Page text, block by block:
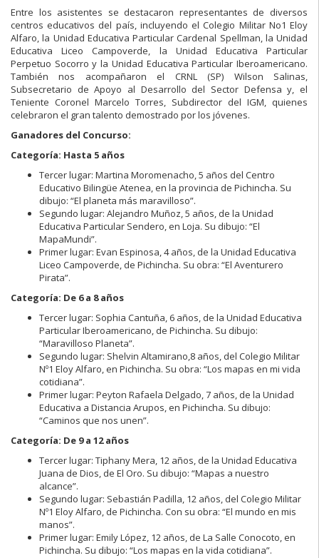
Entre los asistentes se destacaron representantes de diversos
centros educativos del país, incluyendo el Colegio Militar No1 Eloy
Alfaro, la Unidad Educativa Particular Cardenal Spellman, la Unidad
Educativa Liceo Campoverde, la Unidad Educativa Particular
Perpetuo Socorro y la Unidad Educativa Particular Iberoamericano.
También nos acompañaron el CRNL (SP) Wilson Salinas,
Subsecretario de Apoyo al Desarrollo del Sector Defensa y, el
Teniente Coronel Marcelo Torres, Subdirector del IGM, quienes
celebraron el gran talento demostrado por los jóvenes.
Ganadores del Concurso:
Categoría: Hasta 5 años
Tercer lugar: Martina Moromenacho, 5 años del Centro
Educativo Bilingüe Atenea, en la provincia de Pichincha. Su
dibujo: “El planeta más maravilloso”.
Segundo lugar: Alejandro Muñoz, 5 años, de la Unidad
Educativa Particular Sendero, en Loja. Su dibujo: “El
MapaMundi”.
Primer lugar: Evan Espinosa, 4 años, de la Unidad Educativa
Liceo Campoverde, de Pichincha. Su obra: “El Aventurero
Pirata”.
Categoría: De 6 a 8 años
Tercer lugar: Sophia Cantuña, 6 años, de la Unidad Educativa
Particular Iberoamericano, de Pichincha. Su dibujo:
“Maravilloso Planeta”.
Segundo lugar: Shelvin Altamirano,8 años, del Colegio Militar
Nº1 Eloy Alfaro, en Pichincha. Su obra: “Los mapas en mi vida
cotidiana”.
Primer lugar: Peyton Rafaela Delgado, 7 años, de la Unidad
Educativa a Distancia Arupos, en Pichincha. Su dibujo:
“Caminos que nos unen”.
Categoría: De 9 a 12 años
Tercer lugar: Tiphany Mera, 12 años, de la Unidad Educativa
Juana de Dios, de El Oro. Su dibujo: “Mapas a nuestro
alcance”.
Segundo lugar: Sebastián Padilla, 12 años, del Colegio Militar
Nº1 Eloy Alfaro, de Pichincha. Con su obra: “El mundo en mis
manos”.
Primer lugar: Emily López, 12 años, de La Salle Conocoto, en
Pichincha. Su dibujo: “Los mapas en la vida cotidiana”.